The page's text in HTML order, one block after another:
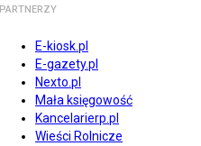
PARTNERZY
E-kiosk.pl
E-gazety.pl
Nexto.pl
Mała księgowość
Kancelarierp.pl
Wieści Rolnicze